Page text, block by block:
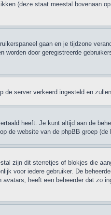
(deze staat meestal bovenaan
gaan en je tijdzone
door geregistreerde
server verkeerd ingesteld en
heeft. Je kunt altijd aan de
de website van de phpBB groep (de
zijn dit sterretjes of blokjes die
voor iedere gebruiker. De
heeft een beheerder dat zo